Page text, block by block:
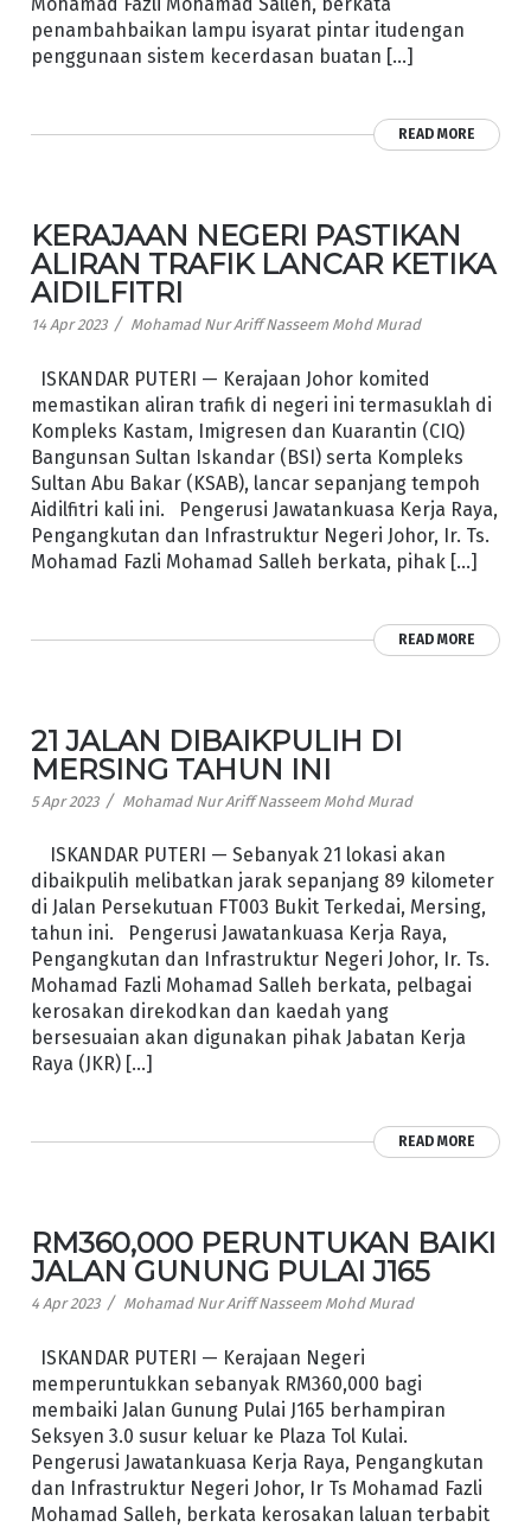
penambahbaikan lampu isyarat pintar itudengan
penggunaan sistem kecerdasan buatan […]
READ MORE
KERAJAAN NEGERI PASTIKAN
ALIRAN TRAFIK LANCAR KETIKA
AIDILFITRI
14 Apr 2023 / Mohamad Nur Ariff Nasseem Mohd Murad
ISKANDAR PUTERI — Kerajaan Johor komited
memastikan aliran trafik di negeri ini termasuklah di
Kompleks Kastam, Imigresen dan Kuarantin (CIQ)
Bangunsan Sultan Iskandar (BSI) serta Kompleks
Sultan Abu Bakar (KSAB), lancar sepanjang tempoh
Aidilfitri kali ini. Pengerusi Jawatankuasa Kerja Raya,
Pengangkutan dan Infrastruktur Negeri Johor, Ir. Ts.
Mohamad Fazli Mohamad Salleh berkata, pihak […]
READ MORE
21 JALAN DIBAIKPULIH DI
MERSING TAHUN INI
5 Apr 2023 / Mohamad Nur Ariff Nasseem Mohd Murad
ISKANDAR PUTERI — Sebanyak 21 lokasi akan
dibaikpulih melibatkan jarak sepanjang 89 kilometer
di Jalan Persekutuan FT003 Bukit Terkedai, Mersing,
tahun ini. Pengerusi Jawatankuasa Kerja Raya,
Pengangkutan dan Infrastruktur Negeri Johor, Ir. Ts.
Mohamad Fazli Mohamad Salleh berkata, pelbagai
kerosakan direkodkan dan kaedah yang
bersesuaian akan digunakan pihak Jabatan Kerja
Raya (JKR) […]
READ MORE
RM360,000 PERUNTUKAN BAIKI
JALAN GUNUNG PULAI J165
4 Apr 2023 / Mohamad Nur Ariff Nasseem Mohd Murad
ISKANDAR PUTERI — Kerajaan Negeri
memperuntukkan sebanyak RM360,000 bagi
membaiki Jalan Gunung Pulai J165 berhampiran
Seksyen 3.0 susur keluar ke Plaza Tol Kulai.
Pengerusi Jawatankuasa Kerja Raya, Pengangkutan
dan Infrastruktur Negeri Johor, Ir Ts Mohamad Fazli
Mohamad Salleh, berkata kerosakan laluan terbabit